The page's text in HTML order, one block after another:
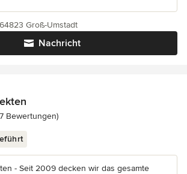
Nachricht
Groß-Umstadt
5 von 5 Sternen
Bewertungen)
- Seit 2009 decken wir das gesamte